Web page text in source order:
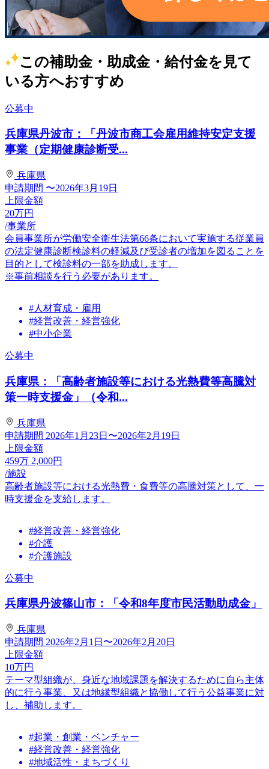
この補助金・助成金・給付金を見て
いる方へおすすめ
公募中
兵庫県丹波市：「丹波市商工会雇用維持安定支援
事業（定期健康診断受...
兵庫県
申請期間 〜2026年3月19日
上限金額
20万円
/事業所
会員事業所が労働安全衛生法第66条において実施する従業員
の法定健康診断検診料の軽減及び受診者の増加を図ることを
目的として検診料の一部を助成します。
※事前相談を行う必要があります。
#人材育成・雇用
#経営改善・経営強化
#中小企業
公募中
兵庫県：「高齢者施設等における光熱費等高騰対
策一時支援金」（令和...
兵庫県
申請期間 2026年1月23日〜2026年2月19日
上限金額
459万 2,000円
/施設
高齢者施設等における光熱費・食費等の高騰対策として、一
時支援金を支給します。
#経営改善・経営強化
#介護
#介護施設
公募中
兵庫県丹波篠山市：「令和8年度市民活動助成金」
兵庫県
申請期間 2026年2月1日〜2026年2月20日
上限金額
10万円
テーマ型組織が、身近な地域課題を解決するために自ら主体
的に行う事業、又は地縁型組織と協働して行う公益事業に対
し、補助します。
#起業・創業・ベンチャー
#経営改善・経営強化
#地域活性・まちづくり